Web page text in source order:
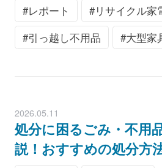
レポート
リサイクル家
引っ越し不用品
大型家
2026.05.11
処分に困るごみ・不用
説！おすすめの処分方